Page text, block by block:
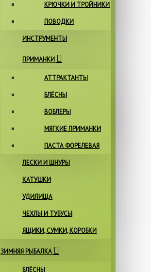
КРЮЧКИ И ТРОЙНИКИ
ПОВОДКИ
ИНСТРУМЕНТЫ
ПРИМАНКИ
АТТРАКТАНТЫ
БЛЁСНЫ
ВОБЛЕРЫ
МЯГКИЕ ПРИМАНКИ
ПАСТА ФОРЕЛЕВАЯ
ЛЕСКИ И ШНУРЫ
КАТУШКИ
УДИЛИЩА
ЧЕХЛЫ И ТУБУСЫ
ЯЩИКИ, СУМКИ, КОРОБКИ
ЗИМНЯЯ РЫБАЛКА
БЛЁСНЫ